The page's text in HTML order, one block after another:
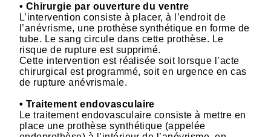
• Chirurgie par ouverture du ventre
L’intervention consiste à placer, à l’endroit de
l’anévrisme, une prothèse synthétique en forme de
tube. Le sang circule dans cette prothèse. Le
risque de rupture est supprimé.
Cette intervention est réalisée soit lorsque l’acte
chirurgical est programmé, soit en urgence en cas
de rupture anévrismale.
• Traitement endovasculaire
Le traitement endovasculaire consiste à mettre en
place une prothèse synthétique (appelée